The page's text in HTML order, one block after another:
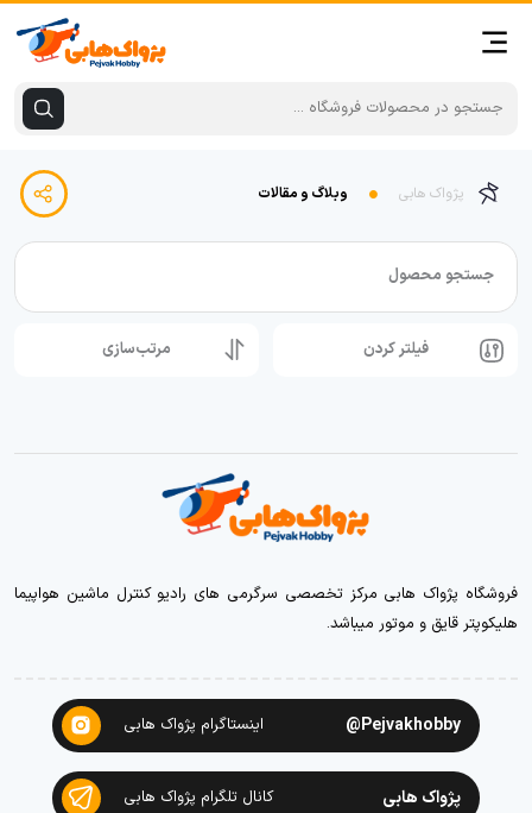
پژواک هابی وبلاگ و مقالات
جستجو محصول
فیلتر کردن مرتب‌سازی
فروشگاه پژواک هابی مرکز تخصصی سرگرمی های رادیو کنترل ماشین هواپیما
هلیکوپتر قایق و موتور میباشد.
Pejvakhobby@ اینستاگرام پژواک هابی
پژواک هابی کانال تلگرام پژواک هابی